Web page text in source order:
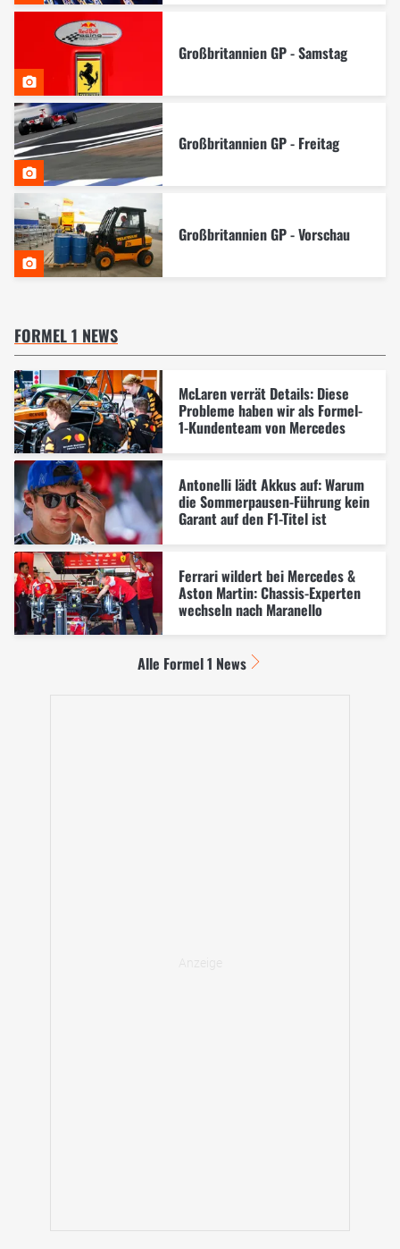
Großbritannien GP - Samstag
Großbritannien GP - Freitag
Großbritannien GP - Vorschau
FORMEL 1 NEWS
McLaren verrät Details: Diese
Probleme haben wir als Formel-
1-Kundenteam von Mercedes
Antonelli lädt Akkus auf: Warum
die Sommerpausen-Führung kein
Garant auf den F1-Titel ist
Ferrari wildert bei Mercedes &
Aston Martin: Chassis-Experten
wechseln nach Maranello
Alle Formel 1 News